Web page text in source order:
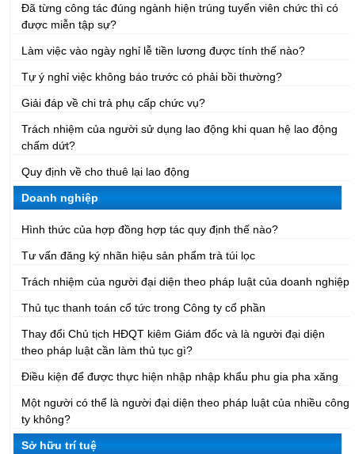
Đã từng công tác đúng ngành hiện trúng tuyển viên chức thì có
được miễn tập sự?
Làm việc vào ngày nghỉ lễ tiền lương được tính thế nào?
Tự ý nghỉ việc không báo trước có phải bồi thường?
Giải đáp về chi trả phụ cấp chức vụ?
Trách nhiệm của người sử dụng lao động khi quan hệ lao động
chấm dứt?
Quy định về cho thuê lại lao động
Doanh nghiệp
Hình thức của hợp đồng hợp tác quy định thế nào?
Tư vấn đăng ký nhãn hiệu sản phẩm trà túi lọc
Trách nhiệm của người đại diện theo pháp luật của doanh nghiệp
Thủ tục thanh toán cổ tức trong Công ty cổ phần
Thay đổi Chủ tịch HĐQT kiêm Giám đốc và là người đại diện
theo pháp luật cần làm thủ tục gì?
Điều kiện để được thực hiện nhập nhập khẩu phu gia pha xăng
Một người có thể là người đại diện theo pháp luật của nhiều công
ty không?
Sở hữu trí tuệ